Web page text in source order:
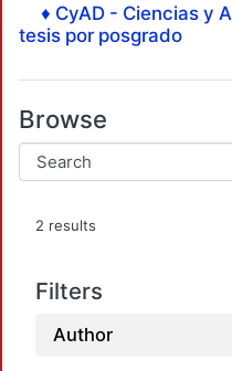
♦ CyAD - Ciencias y
tesis por posgrado
Browse
2 results
Filters
Author